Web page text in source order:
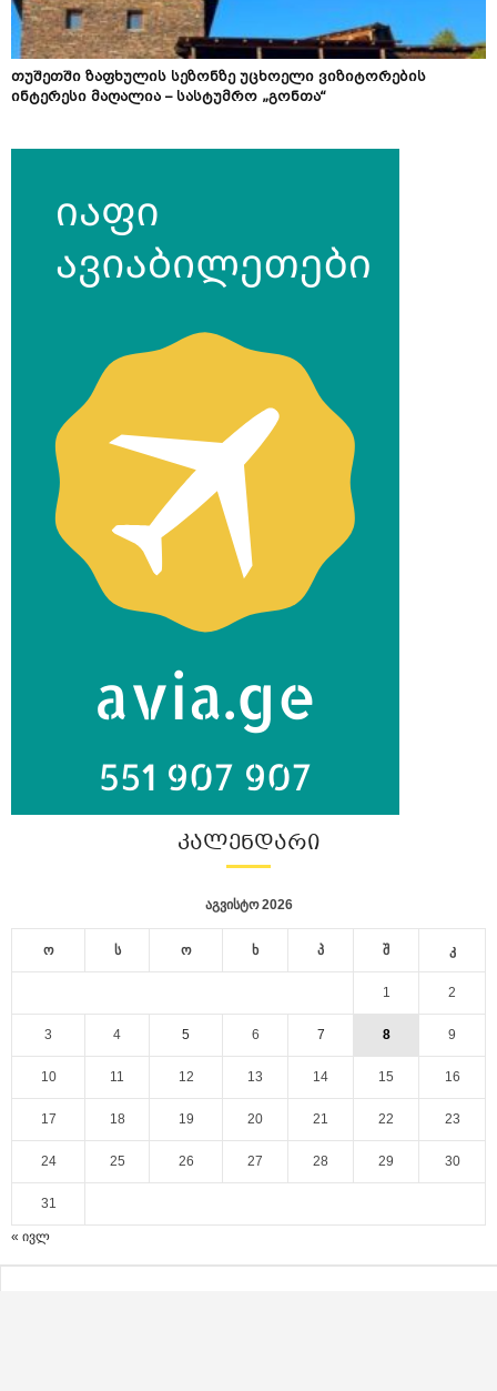
თუშეთში ზაფხულის სეზონზე უცხოელი ვიზიტორების
ინტერესი მაღალია – სასტუმრო „გონთა“
ᲙᲐᲚᲔᲜᲓᲐᲠᲘ
აგვისტო 2026
ო ს ო ხ პ შ კ
1 2
3 4 5 6 7 8 9
10 11 12 13 14 15 16
17 18 19 20 21 22 23
24 25 26 27 28 29 30
31
« ივლ